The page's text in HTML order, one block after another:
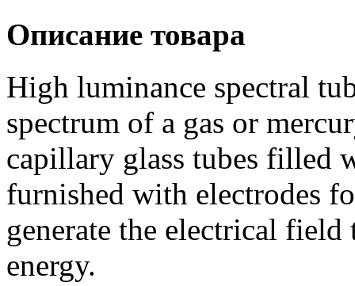
Описание товара
High luminance spectral
spectrum of a gas or
capillary glass tubes filled
furnished with electrodes
generate the electrical field
energy.